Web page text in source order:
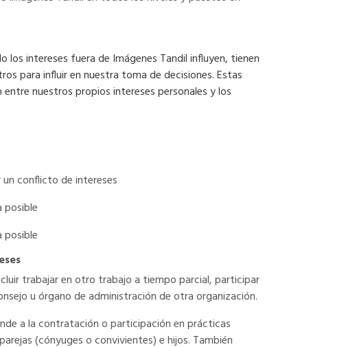
intereses fuera de Imágenes Tandil influyen, tienen
para influir en nuestra toma de decisiones. Estas
nuestros propios intereses personales y los
conflicto de intereses
posible
posible
trabajar en otro trabajo a tiempo parcial, participar
u órgano de administración de otra organización.
a la contratación o participación en prácticas
(cónyuges o convivientes) e hijos. También